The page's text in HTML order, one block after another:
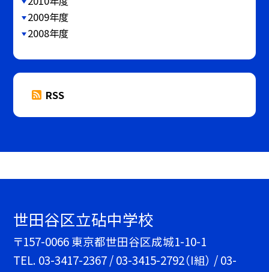
2009年度
2008年度
RSS
世田谷区立砧中学校
〒157-0066 東京都世田谷区成城1-10-1
TEL. 03-3417-2367 / 03-3415-2792（I組） / 03-